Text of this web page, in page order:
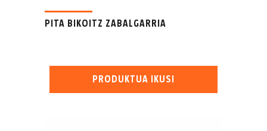
PITA BIKOITZ ZABALGARRIA
PRODUKTUA IKUSI